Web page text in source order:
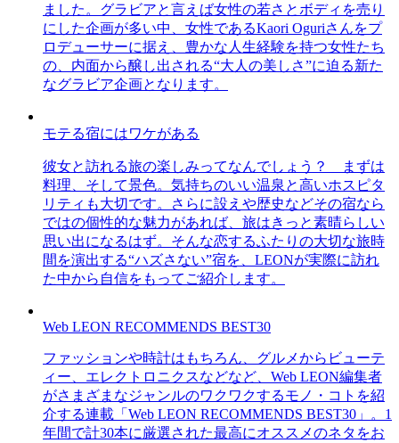
ました。グラビアと言えば女性の若さとボディを売り
にした企画が多い中、女性であるKaori Oguriさんをプ
ロデューサーに据え、豊かな人生経験を持つ女性たち
の、内面から醸し出される“大人の美しさ”に迫る新た
なグラビア企画となります。
モテる宿にはワケがある
彼女と訪れる旅の楽しみってなんでしょう？ まずは
料理、そして景色。気持ちのいい温泉と高いホスピタ
リティも大切です。さらに設えや歴史などその宿なら
ではの個性的な魅力があれば、旅はきっと素晴らしい
思い出になるはず。そんな恋するふたりの大切な旅時
間を演出する“ハズさない”宿を、LEONが実際に訪れ
た中から自信をもってご紹介します。
Web LEON RECOMMENDS BEST30
ファッションや時計はもちろん、グルメからビューテ
ィー、エレクトロニクスなどなど、Web LEON編集者
がさまざまなジャンルのワクワクするモノ・コトを紹
介する連載「Web LEON RECOMMENDS BEST30」。1
年間で計30本に厳選された最高にオススメのネタをお